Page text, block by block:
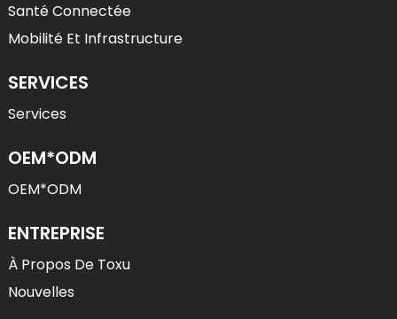
Santé Connectée
Mobilité Et Infrastructure
SERVICES
Services
OEM*ODM
OEM*ODM
ENTREPRISE
À Propos De Toxu
Nouvelles